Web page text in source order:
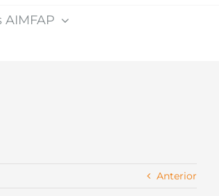
AIMFAP
Anterior